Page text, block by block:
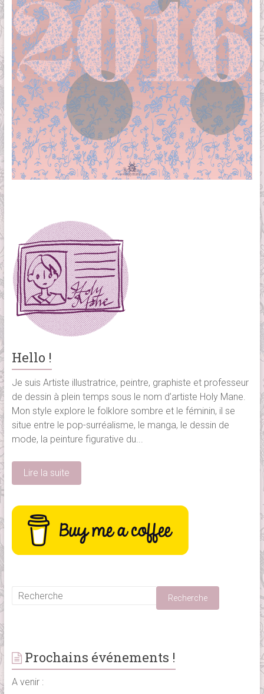
Hello !
Je suis Artiste illustratrice, peintre, graphiste et professeur
de dessin à plein temps sous le nom d’artiste Holy Mane.
Mon style explore le folklore sombre et le féminin, il se
situe entre le pop-surréalisme, le manga, le dessin de
mode, la peinture figurative du...
Lire la suite
Prochains événements !
A venir :